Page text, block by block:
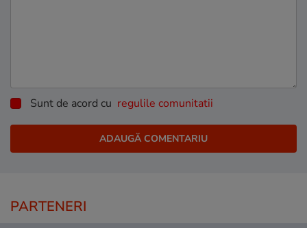
Sunt de acord cu regulile comunitatii
PARTENERI